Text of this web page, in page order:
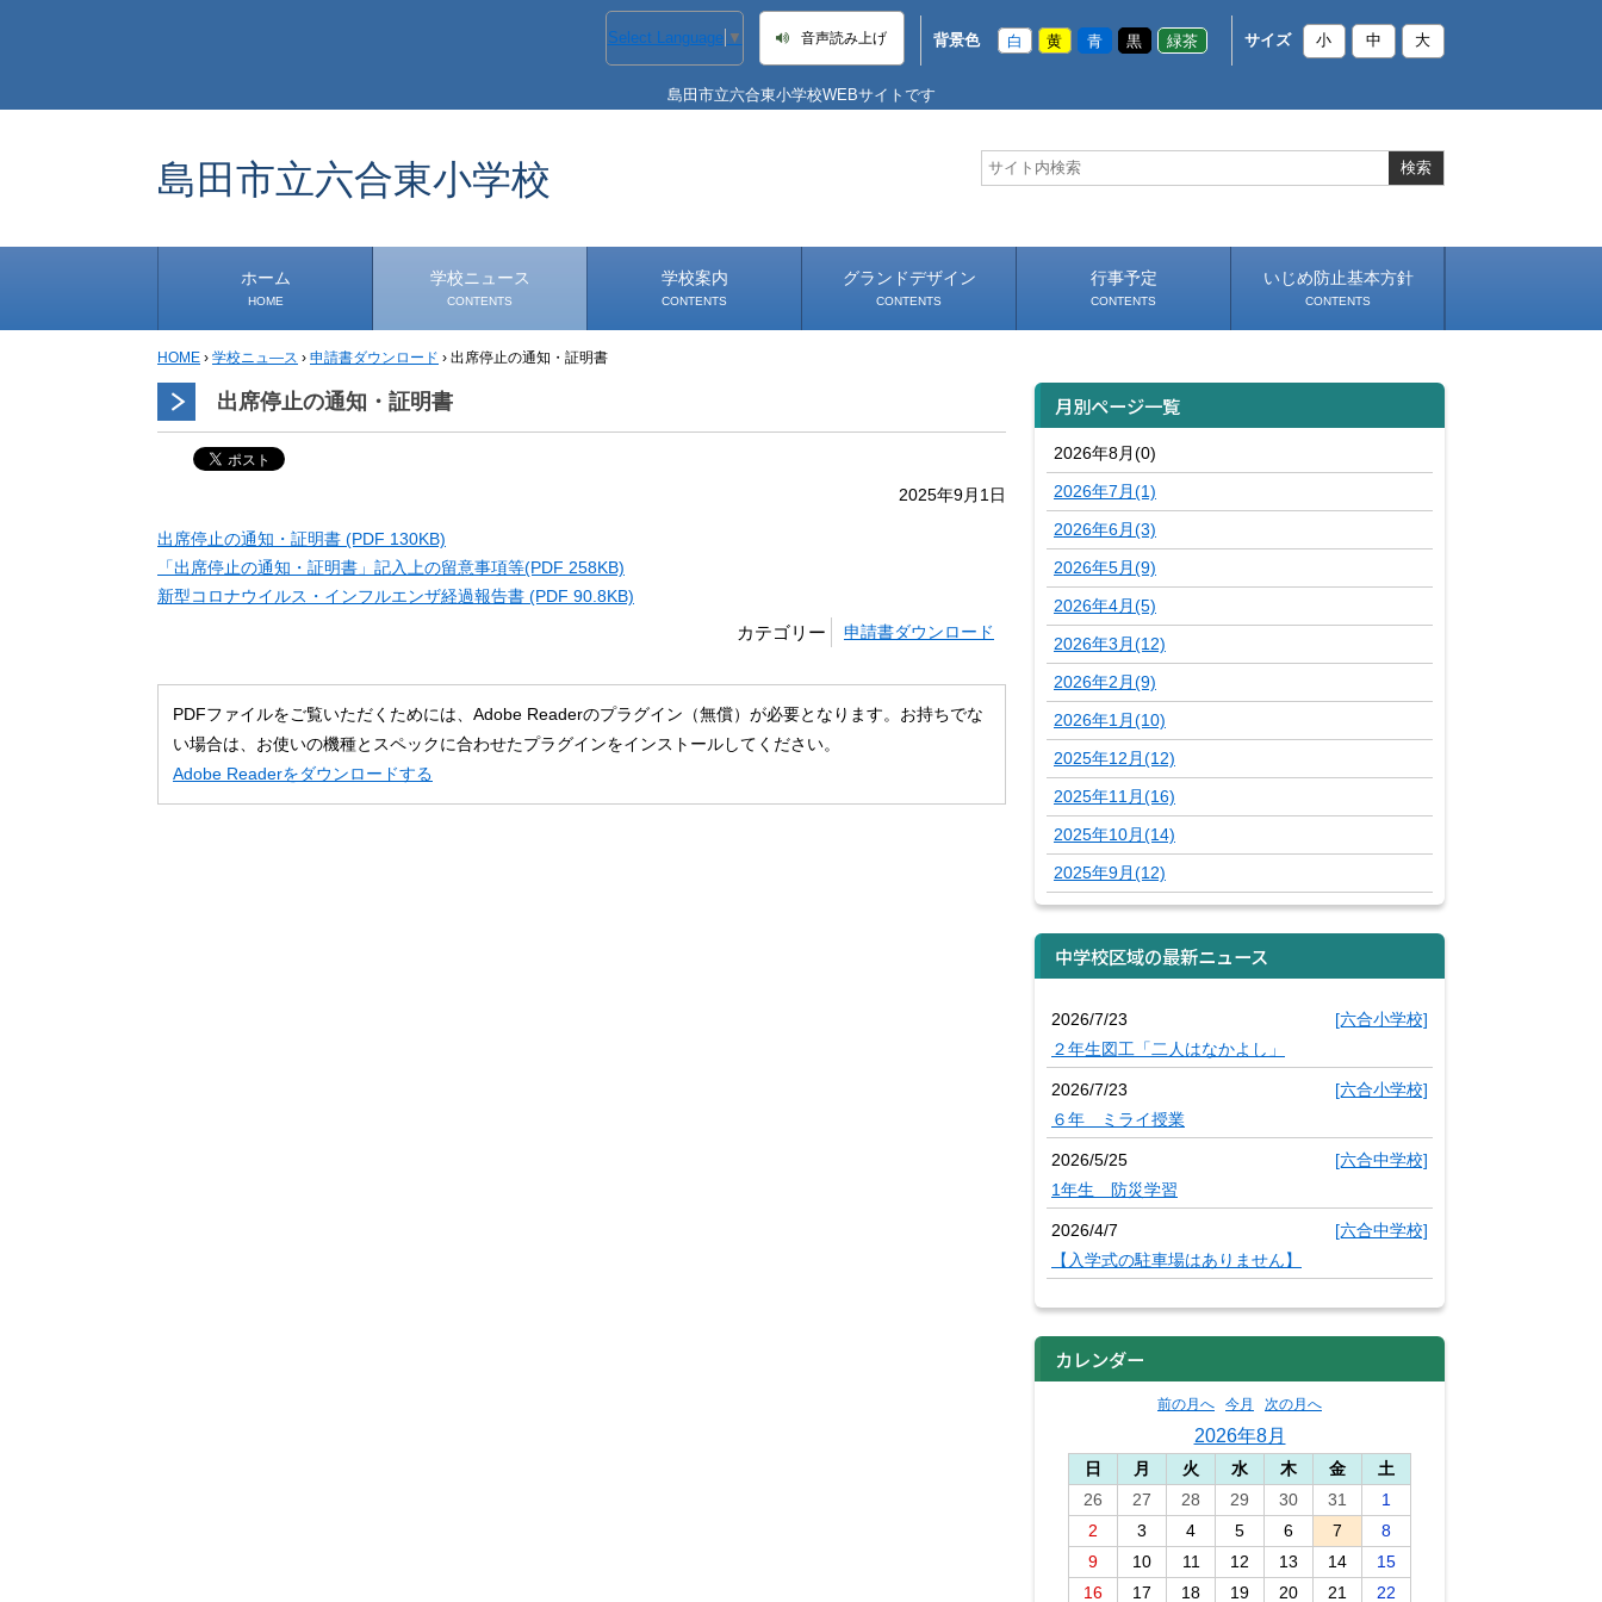
Select Language ▼ 音声読み上げ 背景色 白 黄 青 黒 緑茶 サイズ 小 中 大
島田市立六合東小学校WEBサイトです
島田市立六合東小学校
ホーム
HOME
学校ニュース
CONTENTS
学校から
安心・安全
1年生
2年生
3年生
4年生
5年生
6年生
事務・保健室から
児童会・部活から
研修
小中連携事業
道徳教育推進事業
学校便り
学校案内
CONTENTS
学校長あいさつ
学校へのアクセス
グランドデザイン
CONTENTS
行事予定
CONTENTS
いじめ防止基本方針
CONTENTS
HOME › 学校ニュ―ス › 申請書ダウンロード › 出席停止の通知・証明書
出席停止の通知・証明書
2025年9月1日
出席停止の通知・証明書 (PDF 130KB)
「出席停止の通知・証明書」記入上の留意事項等(PDF 258KB)
新型コロナウイルス・インフルエンザ経過報告書 (PDF 90.8KB)
カテゴリー 申請書ダウンロード
PDFファイルをご覧いただくためには、Adobe Readerのプラグイン（無償）が必要となります。お持ちでな
い場合は、お使いの機種とスペックに合わせたプラグインをインストールしてください。
Adobe Readerをダウンロードする
月別ページ一覧
2026年8月(0)
2026年7月(1)
2026年6月(3)
2026年5月(9)
2026年4月(5)
2026年3月(12)
2026年2月(9)
2026年1月(10)
2025年12月(12)
2025年11月(16)
2025年10月(14)
2025年9月(12)
中学校区域の最新ニュース
2026/7/23
[六合小学校]
２年生図工「二人はなかよし」
2026/7/23
[六合小学校]
６年 ミライ授業
2026/5/25
[六合中学校]
1年生 防災学習
2026/4/7
[六合中学校]
【入学式の駐車場はありません】
カレンダー
前の月へ 今月 次の月へ
2026年8月
日 月 火 水 木 金
土
26
27 28 29 30 31
1
2
3 4 5 6 7
8
9
10 11 12 13 14
15
16
17 18 19 20 21 22